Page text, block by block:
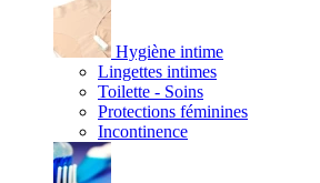
Hygiène intime
Lingettes intimes
Toilette - Soins
Protections féminines
Incontinence